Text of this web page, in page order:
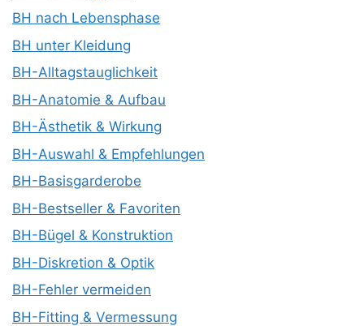
BH nach Lebensphase
BH unter Kleidung
BH-Alltagstauglichkeit
BH-Anatomie & Aufbau
BH-Ästhetik & Wirkung
BH-Auswahl & Empfehlungen
BH-Basisgarderobe
BH-Bestseller & Favoriten
BH-Bügel & Konstruktion
BH-Diskretion & Optik
BH-Fehler vermeiden
BH-Fitting & Vermessung